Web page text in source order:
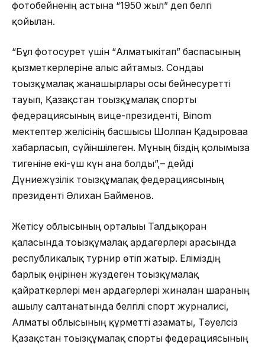
фотобейненің астына “1950 жыл” деп белгі
қойылған.
“Бұл фотосурет үшін “Алматыкітап” баспасының
қызметкерлеріне алғыс айтамыз. Сондағы
тоғызқұмалақ жанашырлары осы бейнесуретті
тауып, Қазақстан тоғызқұмалақ спорты
федерациясының вице-президенті, Binom
мектептер желісінің басшысы Шолпан Қадыроваға
хабарласып, сүйіншілеген. Мұның біздің қолымызға
тигеніне екі-үш күн ғана болды”,– дейді
Дүниежүзілік тоғызқұмалақ федерациясының
президенті Әлихан Байменов.
Жетісу облысының орталығы Талдықорған
қаласында тоғызқұмалақ ардагерлері арасында
республикалық турнир өтіп жатыр. Еліміздің
барлық өңірінен жүздеген тоғызқұмалақ
қайраткерлері мен ардагерлері жиналған шараның
ашылу салтанатында белгілі спорт журналисі,
Алматы облысының құрметті азаматы, Тәуелсіз
Қазақстан тоғызқұмалақ спорты федерациясының